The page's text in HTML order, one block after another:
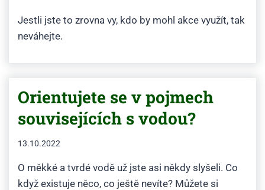
Jestli jste to zrovna vy, kdo by mohl akce využít, tak
neváhejte.
Orientujete se v pojmech
souvisejících s vodou?
13.10.2022
O měkké a tvrdé vodě už jste asi někdy slyšeli. Co
když existuje něco, co ještě nevíte? Můžete si